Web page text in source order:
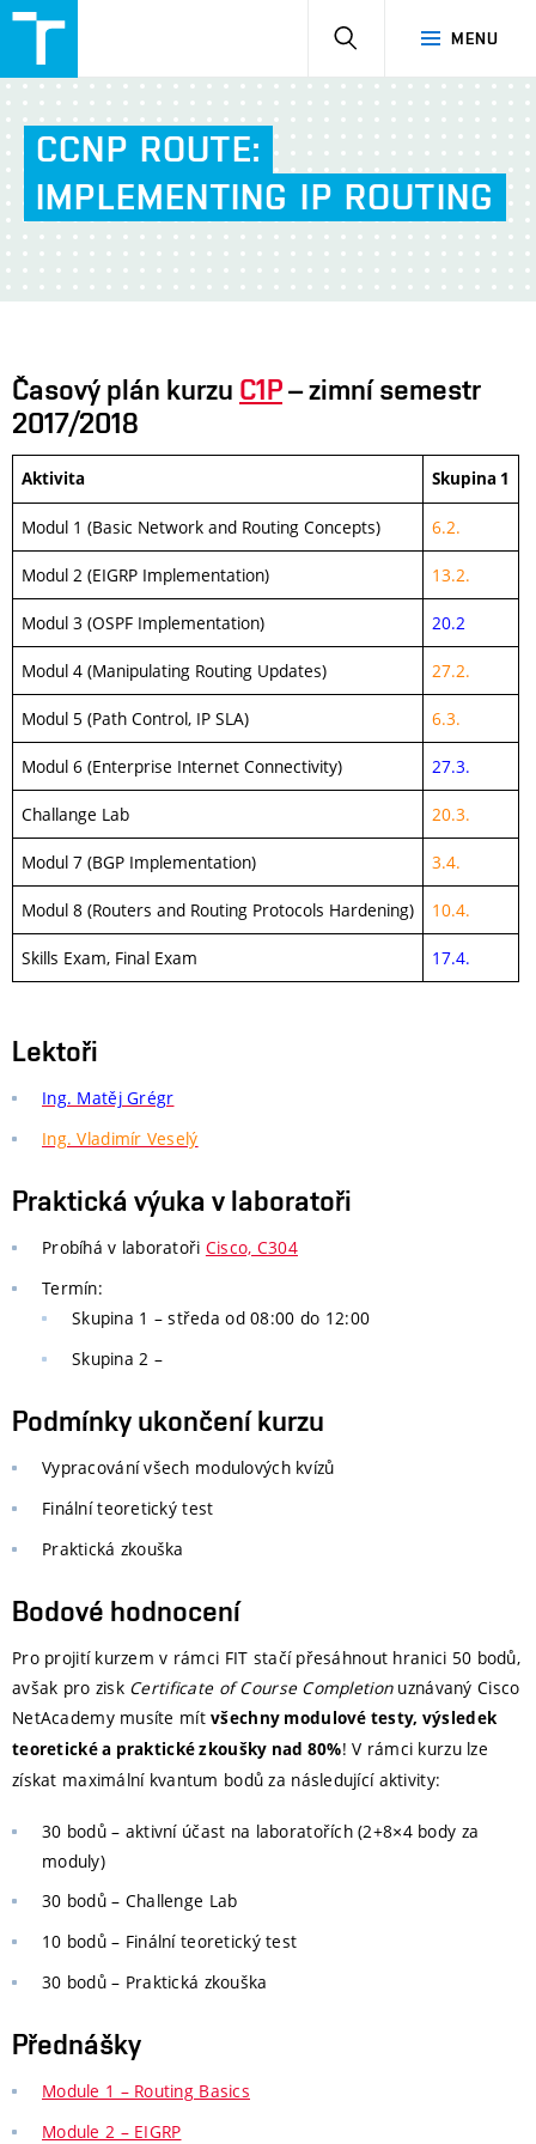
FIT
MENU
CCNP ROUTE:
IMPLEMENTING IP ROUTING
Časový plán kurzu C1P– zimní semestr
2017/2018
Aktivita Skupina 1
Modul 1 (Basic Network and Routing Concepts) 6.2.
Modul 2 (EIGRP Implementation) 13.2.
Modul 3 (OSPF Implementation) 20.2
Modul 4 (Manipulating Routing Updates) 27.2.
Modul 5 (Path Control, IP SLA) 6.3.
Modul 6 (Enterprise Internet Connectivity) 27.3.
Challange Lab 20.3.
Modul 7 (BGP Implementation) 3.4.
Modul 8 (Routers and Routing Protocols Hardening) 10.4.
Skills Exam, Final Exam 17.4.
Lektoři
Ing. Matěj Grégr
Ing. Vladimír Veselý
Praktická výuka v laboratoři
Probíhá v laboratoři Cisco, C304
Termín:
Skupina 1 – středa od 08:00 do 12:00
Skupina 2 –
Podmínky ukončení kurzu
Vypracování všech modulových kvízů
Finální teoretický test
Praktická zkouška
Bodové hodnocení
Pro projití kurzem v rámci FIT stačí přesáhnout hranici 50 bodů,
avšak pro zisk Certificate of Course Completionuznávaný Cisco
NetAcademy musíte mítvšechny modulové testy, výsledek
teoretické a praktické zkoušky nad 80%! V rámci kurzu lze
získat maximální kvantum bodů za následující aktivity:
30 bodů – aktivní účast na laboratořích (2+8×4 body za
moduly)
30 bodů – Challenge Lab
10 bodů – Finální teoretický test
30 bodů – Praktická zkouška
Přednášky
Module 1 – Routing Basics
Module 2 – EIGRP